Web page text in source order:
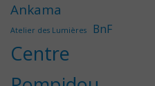
Ankama
Atelier des Lumières BnF
Centre